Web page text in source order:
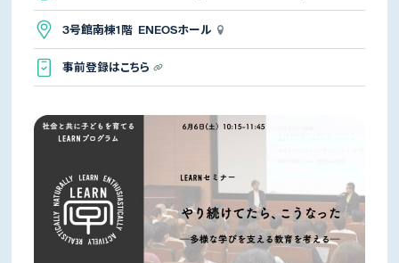
3号館南棟1階 ENEOSホール
事前登録はこちら